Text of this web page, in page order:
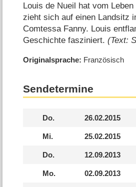
Louis de Nueil hat vom
zieht sich auf einen Landsitz
Comtessa Fanny. Louis
Geschichte fasziniert.(Text:
Originalsprache Französisch
Sendetermine
Do. 26.02.2015
Mi. 25.02.2015
Do. 12.09.2013
Mo. 02.09.2013